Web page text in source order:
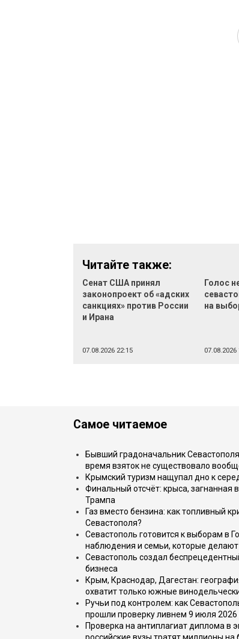
Читайте также:
Сенат США принял
законопроект об «адских
санкциях» против России
и Ирана
07.08.2026 22:15
Голос
на
07.08.2026
Самое читаемое
Бывший градоначальник
время взяток не существовало
Крымский туризм нащупал дно к
Финальный отсчёт: крыса, загнанная
Трампа
Газ вместо бензина: как топливный
Севастополя?
Севастополь готовится к выборам в
наблюдения и семьи, которые делают
Севастополь создал
бизнеса
Крым, Краснодар, Дагестан:
охватит только южные
Ручьи под контролем: как
прошли проверку ливнем 9 июля 2026
Проверка на антиплагиат диплома в